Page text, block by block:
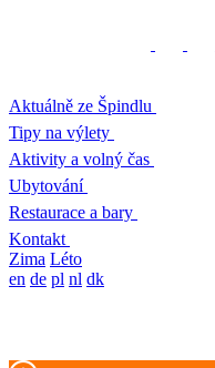
Aktuálně ze Špindlu
Tipy na výlety
Aktivity a volný čas
Ubytování
Restaurace a bary
Kontakt
Zima Léto
en de pl nl dk